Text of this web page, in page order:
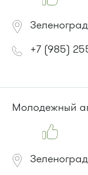
+7 (985)
Молодежный